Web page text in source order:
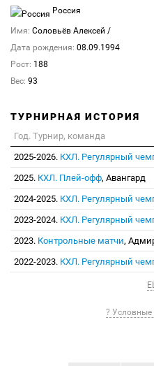
Россия
Имя: Соловьёв Алексей /
Дата рождения: 08.09.1994
Рост: 188
Вес: 93
ТУРНИРНАЯ ИСТОРИЯ
Год. Турнир, команда
2025-2026. КХЛ. Регулярный
2025. КХЛ. Плей-офф, Авангард
2024-2025. КХЛ. Регулярный
2023-2024. КХЛ. Регулярный
2023. Контрольные матчи,
2022-2023. КХЛ. Регулярный
? Условные